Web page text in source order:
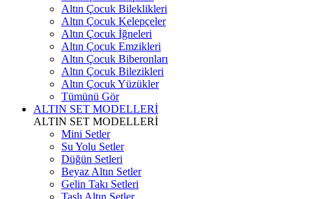
Altın Çocuk Bileklikleri
Altın Çocuk Kelepçeler
Altın Çocuk İğneleri
Altın Çocuk Emzikleri
Altın Çocuk Biberonları
Altın Çocuk Bilezikleri
Altın Çocuk Yüzükler
Tümünü Gör
ALTIN SET MODELLERİ
ALTIN SET MODELLERİ
Mini Setler
Su Yolu Setler
Düğün Setleri
Beyaz Altın Setler
Gelin Takı Setleri
Taşlı Altın Setler